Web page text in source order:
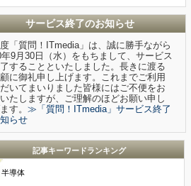
サービス終了のお知らせ
「質問！ITmedia」は、誠に勝手ながら
9月30日（水）をもちまして、サービス
することといたしました。長きに渡る
に御礼申し上げます。これまでご利用
いてまいりました皆様にはご不便をお
たしますが、ご理解のほどお願い申し
す。 ≫「質問！ITmedia」サービス終了
らせ
記事キーワードランキング
半導体